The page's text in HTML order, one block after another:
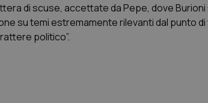
di scuse, accettate da Pepe, dove
su temi estremamente rilevanti dal punto di
politico”.